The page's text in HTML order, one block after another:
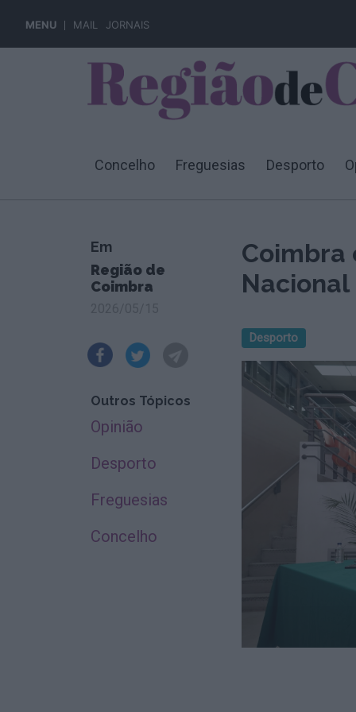
MENU MAIL JORNAIS
Concelho Freguesias Desporto
Em
Região de
Coimbra
Outros Tópicos
Opinião
Desporto
Freguesias
Concelho
Coimbra
Desporto